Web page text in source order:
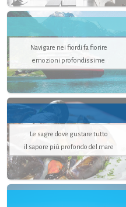
Navigare nei fiordi fa fiorire
emozioni profondissime
Le sagre dove gustare tutto
il sapore più profondo del mare